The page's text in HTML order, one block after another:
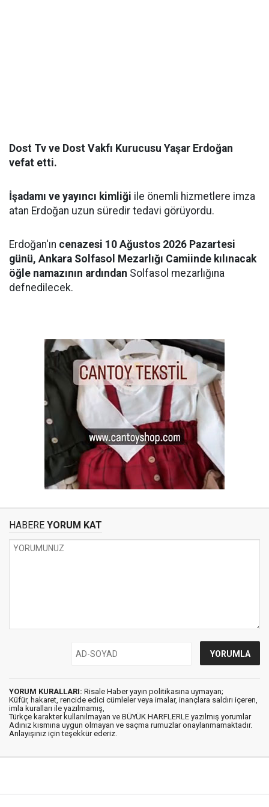
Dost Tv ve Dost Vakfı Kurucusu Yaşar Erdoğan
vefat etti.
İşadamı ve yayıncı kimliği ile önemli hizmetlere imza
atan Erdoğan uzun süredir tedavi görüyordu.
Erdoğan'ın cenazesi 10 Ağustos 2026 Pazartesi
günü, Ankara Solfasol Mezarlığı Camiinde kılınacak
öğle namazının ardından Solfasol mezarlığına
defnedilecek.
HABERE YORUM KAT
YORUM KURALLARI: Risale Haber yayın politikasına uymayan;
Küfür, hakaret, rencide edici cümleler veya imalar, inançlara saldırı içeren,
imla kuralları ile yazılmamış,
Türkçe karakter kullanılmayan ve BÜYÜK HARFLERLE yazılmış yorumlar
Adınız kısmına uygun olmayan ve saçma rumuzlar onaylanmamaktadır.
Anlayışınız için teşekkür ederiz.